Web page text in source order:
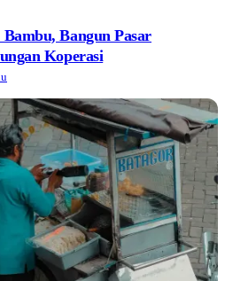
Bangun Pasar
Koperasi